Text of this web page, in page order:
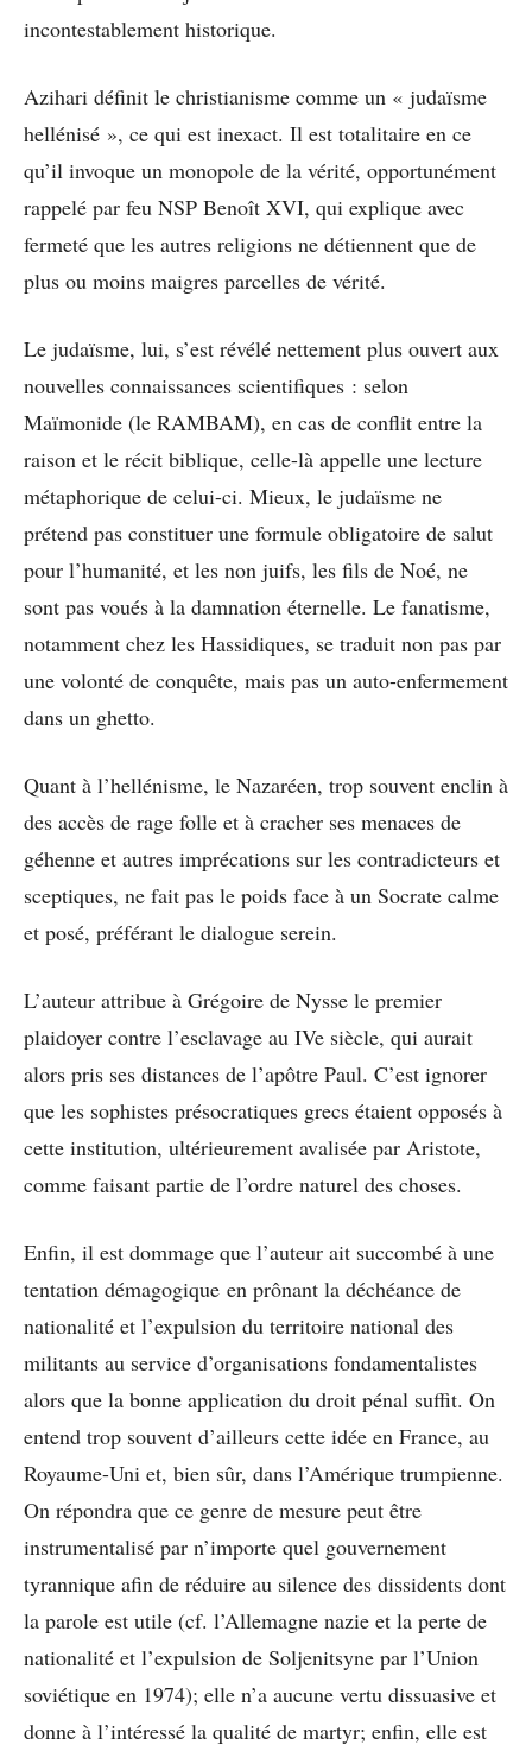
incontestablement historique.
Azihari définit le christianisme comme un « judaïsme
hellénisé », ce qui est inexact. Il est totalitaire en ce
qu’il invoque un monopole de la vérité, opportunément
rappelé par feu NSP Benoît XVI, qui explique avec
fermeté que les autres religions ne détiennent que de
plus ou moins maigres parcelles de vérité.
Le judaïsme, lui, s’est révélé nettement plus ouvert aux
nouvelles connaissances scientifiques : selon
Maïmonide (le RAMBAM), en cas de conflit entre la
raison et le récit biblique, celle-là appelle une lecture
métaphorique de celui-ci. Mieux, le judaïsme ne
prétend pas constituer une formule obligatoire de salut
pour l’humanité, et les non juifs, les fils de Noé, ne
sont pas voués à la damnation éternelle. Le fanatisme,
notamment chez les Hassidiques, se traduit non pas par
une volonté de conquête, mais pas un auto-enfermement
dans un ghetto.
Quant à l’hellénisme, le Nazaréen, trop souvent enclin à
des accès de rage folle et à cracher ses menaces de
géhenne et autres imprécations sur les contradicteurs et
sceptiques, ne fait pas le poids face à un Socrate calme
et posé, préférant le dialogue serein.
L’auteur attribue à Grégoire de Nysse le premier
plaidoyer contre l’esclavage au IVe siècle, qui aurait
alors pris ses distances de l’apôtre Paul. C’est ignorer
que les sophistes présocratiques grecs étaient opposés à
cette institution, ultérieurement avalisée par Aristote,
comme faisant partie de l’ordre naturel des choses.
Enfin, il est dommage que l’auteur ait succombé à une
tentation démagogique en prônant la déchéance de
nationalité et l’expulsion du territoire national des
militants au service d’organisations fondamentalistes
alors que la bonne application du droit pénal suffit. On
entend trop souvent d’ailleurs cette idée en France, au
Royaume-Uni et, bien sûr, dans l’Amérique trumpienne.
On répondra que ce genre de mesure peut être
instrumentalisé par n’importe quel gouvernement
tyrannique afin de réduire au silence des dissidents dont
la parole est utile (cf. l’Allemagne nazie et la perte de
nationalité et l’expulsion de Soljenitsyne par l’Union
soviétique en 1974); elle n’a aucune vertu dissuasive et
donne à l’intéressé la qualité de martyr; enfin, elle est